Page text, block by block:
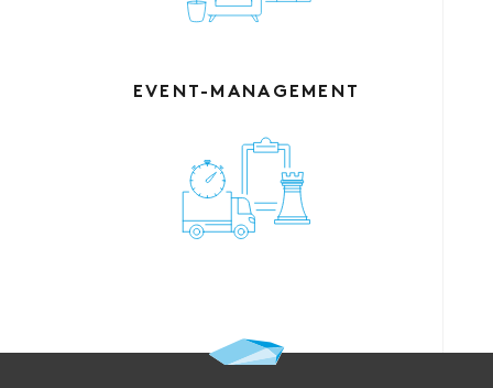
EVENT-MANAGEMENT